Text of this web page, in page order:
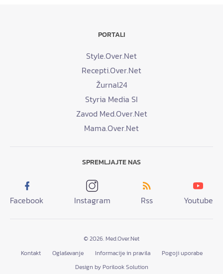
PORTALI
Style.Over.Net
Recepti.Over.Net
Žurnal24
Styria Media SI
Zavod Med.Over.Net
Mama.Over.Net
SPREMLJAJTE NAS
Facebook Instagram Rss Youtube
© 2026. Med.Over.Net
Kontakt
Oglaševanje Informacije in pravila
Pogoji uporabe
Design by Porilook Solution